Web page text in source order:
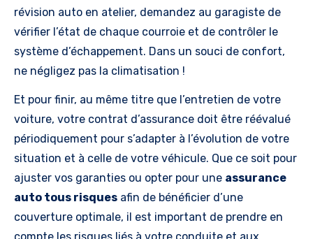
révision auto en atelier, demandez au garagiste de
vérifier l’état de chaque courroie et de contrôler le
système d’échappement. Dans un souci de confort,
ne négligez pas la climatisation !
Et pour finir, au même titre que l’entretien de votre
voiture, votre contrat d’assurance doit être réévalué
périodiquement pour s’adapter à l’évolution de votre
situation et à celle de votre véhicule. Que ce soit pour
ajuster vos garanties ou opter pour une assurance
auto tous risques afin de bénéficier d’une
couverture optimale, il est important de prendre en
compte les risques liés à votre conduite et aux